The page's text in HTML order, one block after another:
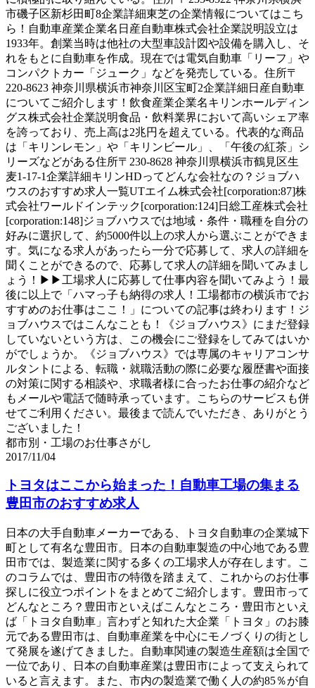
市磯子区新杉田町8企業詳細東芝の企業情報についてはこち
ら！自動車産業企業名日産自動車株式会社企業説明設立は
1933年。創業当時は他社の大型車設計図や設備を購入し、そ
れをもとに自動車を作成。現在では電気自動車「リーフ」や
コンパクトカー「ジューク」などを発売している。住所〒
220-8623 神奈川県横浜市神奈川区宝町2企業詳細日産自動車
についてご紹介します！飲食産業企業名キリンホールディン
グス株式会社企業説明食品・飲料業界において高いシェア率
を誇っており、売上高は2兆円を超えている。代表的な商品
は「キリンレモン」や「キリンビール」、「午後の紅茶」シ
リーズなどがある住所〒230-8628 神奈川県横浜市鶴見区生
麦1-17-1企業詳細キリンHDってどんな会社なの？ジョブハ
ウスのおすすめ求人一覧UTエイム株式会社[corporation:87]株
式会社ワールドインテック[corporation:124]日総工産株式会社
[corporation:148]ジョブハウスでは地域・条件・職種を自分の
好みに選択して、約5000件以上の求人から選ぶことができま
す。気になる求人があったら一分で応募して、求人の詳細を
聞くことができるので、応募して求人の詳細を聞いてみまし
ょう！▶▶工場求人に応募して仕事内容を聞いてみよう！最
後に以上で「ハマっ子も納得の求人！工場都市の横浜市でお
すすめのお仕事はここ！」についての記事は終わります！ジ
ョブハウスではこんなことも！《ジョブハウス》にまだ登録
していないという方は、この機会にご登録をしてみてはいか
がでしょうか。《ジョブハウス》では専属のキャリアコンサ
ルタントによる、転職・就職活動の際に必要な履歴書や面接
の対策に関する相談や、求職者様に合ったお仕事の紹介など
もメールや電話で随時承っています。こちらのサービスも併
せてご利用ください。最後まで読んでいただき、ありがとう
ございました！
都市別・工場のお仕事さがし
2017/11/04
トヨタはここから始まった！自動車工場の集まる
豊田市のおすすめ求人
日本の大手自動車メーカーである、トヨタ自動車の企業城下
町として有名な豊田市。日本の自動車製造の中心地である豊
田市では、製造業に関する多くの工場求人が存在します。こ
のコラムでは、豊田市の特徴を踏まえて、これからのお仕事
探しに役立つポイントをまとめてご紹介します。豊田市って
どんなところ？豊田市といえばこんなところ・豊田市といえ
ば「トヨタ自動車」言わずと知れた大企業「トヨタ」のお膝
元である豊田市は、自動車産業を中心にモノづくりの街とし
て発展を遂げてきました。自動車関連の製造生産額は全国で
一位であり、日本の自動車産業は豊田市によって支えられて
いると言えます。また、市内の製造業で働く人の約85％が自